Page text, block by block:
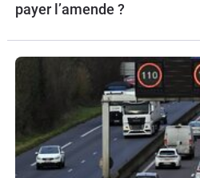
payer l’amende ?